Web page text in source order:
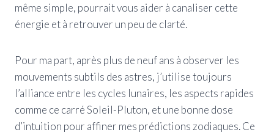
même simple, pourrait vous aider à canaliser cette
énergie et à retrouver un peu de clarté.
Pour ma part, après plus de neuf ans à observer les
mouvements subtils des astres, j’utilise toujours
l’alliance entre les cycles lunaires, les aspects rapides
comme ce carré Soleil-Pluton, et une bonne dose
d’intuition pour affiner mes prédictions zodiaques. Ce